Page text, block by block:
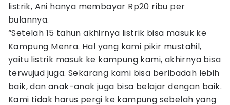
listrik, Ani hanya membayar Rp20 ribu per
bulannya.
“Setelah 15 tahun akhirnya listrik bisa masuk ke
Kampung Menra. Hal yang kami pikir mustahil,
yaitu listrik masuk ke kampung kami, akhirnya bisa
terwujud juga. Sekarang kami bisa beribadah lebih
baik, dan anak-anak juga bisa belajar dengan baik.
Kami tidak harus pergi ke kampung sebelah yang